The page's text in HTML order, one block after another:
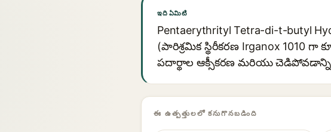
ఇది ఏమిటి
Pentaerythrityl Tetra-di-t-butyl
(పారిశ్రమిక స్థిరీకరణ Irganox 1010
పదార్థాల ఆక్సీకరణ మరియు
ఈ ఉత్పత్తులలో కనుగొనబడింది